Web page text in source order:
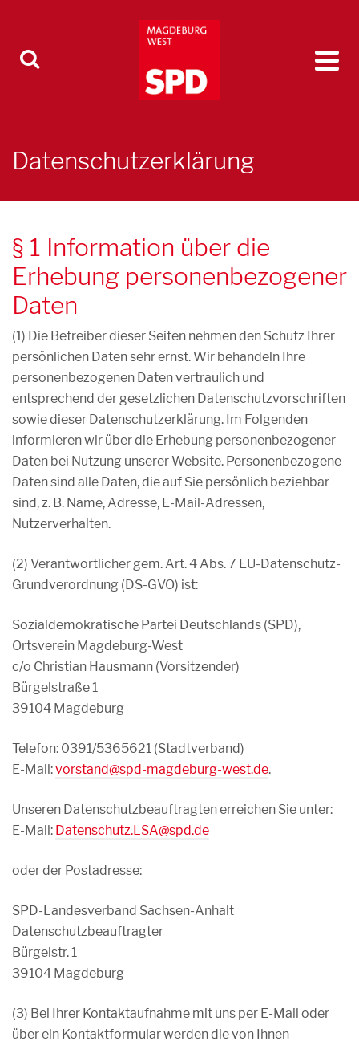
Datenschutzerklärung
§ 1 Information über die
Erhebung personenbezogener
Daten
(1) Die Betreiber dieser Seiten nehmen den Schutz Ihrer
persönlichen Daten sehr ernst. Wir behandeln Ihre
personenbezogenen Daten vertraulich und
entsprechend der gesetzlichen Datenschutzvorschriften
sowie dieser Datenschutzerklärung. Im Folgenden
informieren wir über die Erhebung personenbezogener
Daten bei Nutzung unserer Website. Personenbezogene
Daten sind alle Daten, die auf Sie persönlich beziehbar
sind, z. B. Name, Adresse, E-Mail-Adressen,
Nutzerverhalten.
(2) Verantwortlicher gem. Art. 4 Abs. 7 EU-Datenschutz-
Grundverordnung (DS-GVO) ist:
Sozialdemokratische Partei Deutschlands (SPD),
Ortsverein Magdeburg-West
c/o Christian Hausmann (Vorsitzender)
Bürgelstraße 1
39104 Magdeburg
Telefon: 0391/5365621 (Stadtverband)
E-Mail:vorstand@spd-magdeburg-west.de.
Unseren Datenschutzbeauftragten erreichen Sie unter:
E-Mail: Datenschutz.LSA@spd.de
oder der Postadresse:
SPD-Landesverband Sachsen-Anhalt
Datenschutzbeauftragter
Bürgelstr. 1
39104 Magdeburg
(3) Bei Ihrer Kontaktaufnahme mit uns per E-Mail oder
über ein Kontaktformular werden die von Ihnen